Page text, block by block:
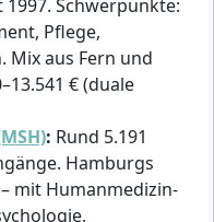
Schwerpunkte:
Pflege,
Mix aus Fern und
€ (duale
: Rund 5.191
Hamburgs
mit Humanmedizin-